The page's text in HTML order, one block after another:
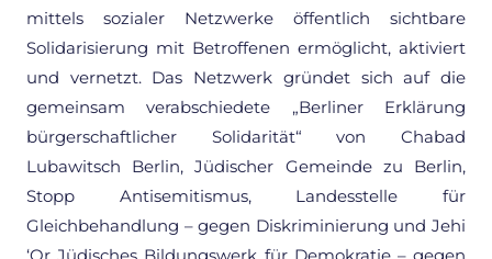
mittels sozialer Netzwerke öffentlich sichtbare
Solidarisierung mit Betroffenen ermöglicht, aktiviert
und vernetzt. Das Netzwerk gründet sich auf die
gemeinsam verabschiedete „Berliner Erklärung
bürgerschaftlicher Solidarität“ von Chabad
Lubawitsch Berlin, Jüdischer Gemeinde zu Berlin,
Stopp Antisemitismus, Landesstelle für
Gleichbehandlung – gegen Diskriminierung und Jehi